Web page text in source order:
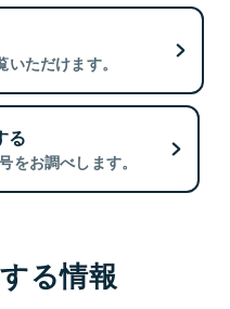
ただけます。
る
をお調べします。
る情報